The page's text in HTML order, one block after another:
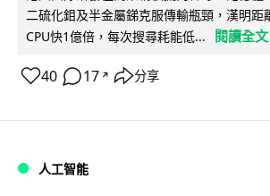
二硫化鉬及半金屬銻克服傳輸瓶頸，漢明距
CPU快1億倍，每次搜尋耗能低...
閱讀全文
40 17 ↗ 分享
人工智能